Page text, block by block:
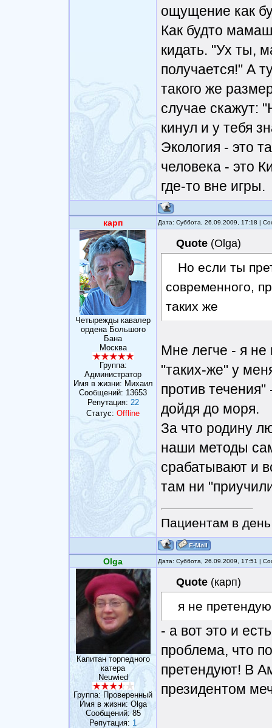
ощущение как
Как будто
кидать. "Ух ты,
получается!" А
такого же
случае скажут:
кинул и у тебя
Экология - это
человека - это
где-то вне игры.
карп Дата: Суббота, 26.09.2009, 17:18 |
Четырежды кавалер
ордена Большого
Бана
Москва
Группа:
Администратор
Имя в жизни: Михаил
Сообщений: 13653
Репутация: 22
Статус: Offline
Quote (Olga)
Но если ты
современного,
таких же
Мне легче - я
"таких-же" у
против
дойдя до моря.
За что родину
наши методы
срабатывают и
там ни
Пациентам в
Olga Дата: Суббота, 26.09.2009, 17:51 |
Капитан торпедного
катера
Neuwied
Группа: Проверенный
Имя в жизни: Olga
Сообщений:85
Репутация: 1
Quote (карп)
я не претендую
- а вот это и
проблема, что
претендуют! В
президентом